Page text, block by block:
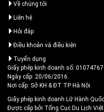
Về chúng tôi
Liên hệ
Hỏi đáp
Điều khoản và điều kiện
Tuyển dụng
Giấy phép kinh doanh số:
Ngày cấp: 20/06/2016.
Nơi cấp: Sở KH & ĐT TP Hà Nội.
Giấy phép kinh doanh Lữ Hành
Được cấp bởi Tổng Cục Du Lịch